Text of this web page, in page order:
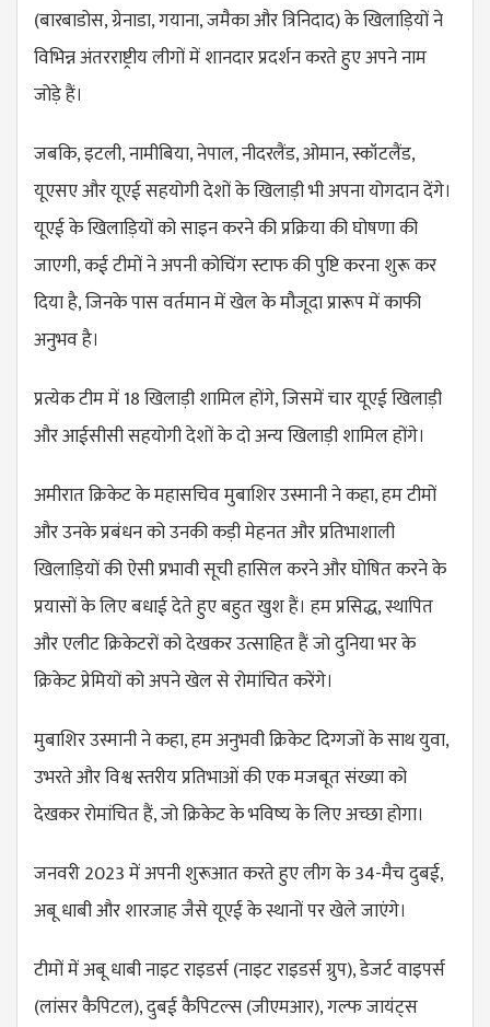
(बारबाडोस, ग्रेनाडा, गयाना, जमैका और त्रिनिदाद) के खिलाड़ियों ने
विभिन्न अंतरराष्ट्रीय लीगों में शानदार प्रदर्शन करते हुए अपने नाम
जोड़े हैं।
जबकि, इटली, नामीबिया, नेपाल, नीदरलैंड, ओमान, स्कॉटलैंड,
यूएसए और यूएई सहयोगी देशों के खिलाड़ी भी अपना योगदान देंगे।
यूएई के खिलाड़ियों को साइन करने की प्रक्रिया की घोषणा की
जाएगी, कई टीमों ने अपनी कोचिंग स्टाफ की पुष्टि करना शुरू कर
दिया है, जिनके पास वर्तमान में खेल के मौजूदा प्रारूप में काफी
अनुभव है।
प्रत्येक टीम में 18 खिलाड़ी शामिल होंगे, जिसमें चार यूएई खिलाड़ी
और आईसीसी सहयोगी देशों के दो अन्य खिलाड़ी शामिल होंगे।
अमीरात क्रिकेट के महासचिव मुबाशिर उस्मानी ने कहा, हम टीमों
और उनके प्रबंधन को उनकी कड़ी मेहनत और प्रतिभाशाली
खिलाड़ियों की ऐसी प्रभावी सूची हासिल करने और घोषित करने के
प्रयासों के लिए बधाई देते हुए बहुत खुश हैं। हम प्रसिद्ध, स्थापित
और एलीट क्रिकेटरों को देखकर उत्साहित हैं जो दुनिया भर के
क्रिकेट प्रेमियों को अपने खेल से रोमांचित करेंगे।
मुबाशिर उस्मानी ने कहा, हम अनुभवी क्रिकेट दिग्गजों के साथ युवा,
उभरते और विश्व स्तरीय प्रतिभाओं की एक मजबूत संख्या को
देखकर रोमांचित हैं, जो क्रिकेट के भविष्य के लिए अच्छा होगा।
जनवरी 2023 में अपनी शुरूआत करते हुए लीग के 34-मैच दुबई,
अबू धाबी और शारजाह जैसे यूएई के स्थानों पर खेले जाएंगे।
टीमों में अबू धाबी नाइट राइडर्स (नाइट राइडर्स ग्रुप), डेजर्ट वाइपर्स
(लांसर कैपिटल), दुबई कैपिटल्स (जीएमआर), गल्फ जायंट्स